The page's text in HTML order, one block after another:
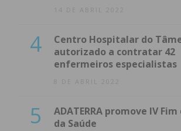
14 DE ABRIL 2022
4
Centro Hospitalar do
autorizado a contratar 42
enfermeiros especialistas
8 DE ABRIL 2022
5
ADATERRA promove IV
da Saúde